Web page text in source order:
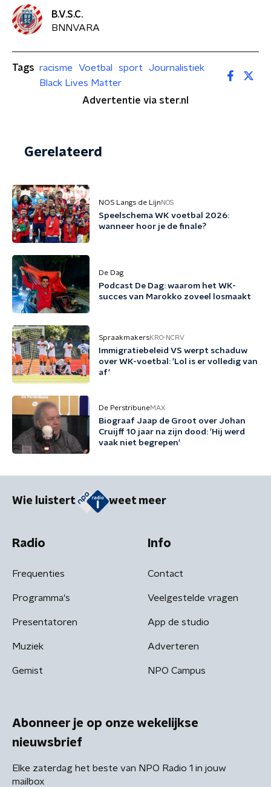
B.V.S.C.
BNNVARA
Tags racisme Voetbal sport
Journalistiek
Black Lives Matter
Advertentie via ster.nl
Gerelateerd
NOS Langs de Lijn NOS
Speelschema WK voetbal 2026:
wanneer hoor je de finale?
De Dag
Podcast De Dag: waarom het WK-
succes van Marokko zoveel losmaakt
SpraakmakersKRO-NCRV
Immigratiebeleid VS werpt schaduw
over WK-voetbal: 'Lol is er volledig van
af'
De PerstribuneMAX
Biograaf Jaap de Groot over Johan
Cruijff 10 jaar na zijn dood: 'Hij werd
vaak niet begrepen'
Wie luistert weet meer
Radio
Frequenties
Programma's
Presentatoren
Muziek
Gemist
Info
Contact
Veelgestelde vragen
App de studio
Adverteren
NPO Campus
Abonneer je op onze wekelijkse
nieuwsbrief
Elke zaterdag het beste van NPO Radio 1 in jouw
mailbox